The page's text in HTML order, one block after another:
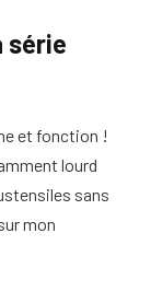
série
et fonction !
lourd
sans
mon